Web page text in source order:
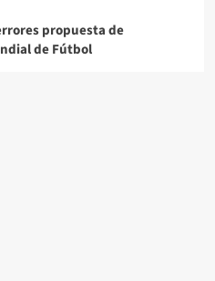
propuesta de
de Fútbol